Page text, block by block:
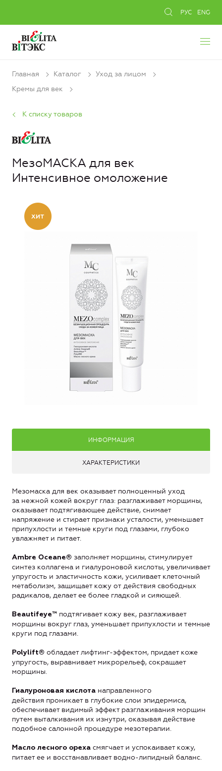
РУС ENG
Главная Каталог
Уход за лицом
Кремы для век
К списку товаров
МезоМАСКА для век
Интенсивное омоложение
ИНФОРМАЦИЯ
ХАРАКТЕРИСТИКИ
Мезомаска для век оказывает полноценный уход
за нежной кожей вокруг глаз: разглаживает морщины,
оказывает подтягивающее действие, снимает
напряжение и стирает признаки усталости, уменьшает
припухлости и темные круги под глазами, глубоко
увлажняет и питает.
Ambre Oceane® заполняет морщины, стимулирует
синтез коллагена и гиалуроновой кислоты, увеличивает
упругость и эластичность кожи, усиливает клеточный
метаболизм, защищает кожу от действия свободных
радикалов, делает ее более гладкой и сияющей.
Beautifeye™ подтягивает кожу век, разглаживает
морщины вокруг глаз, уменьшает припухлости и темные
круги под глазами.
Polylift® обладает лифтинг-эффектом, придает коже
упругость, выравнивает микрорельеф, сокращает
морщины.
Гиалуроновая кислота направленного
действия проникает в глубокие слои эпидермиса,
обеспечивает видимый эффект разглаживания морщин
путем выталкивания их изнутри, оказывая действие
подобное салонной процедуре мезотерапии.
Масло лесного ореха смягчает и успокаивает кожу,
питает ее и восстанавливает водно-липидный баланс.